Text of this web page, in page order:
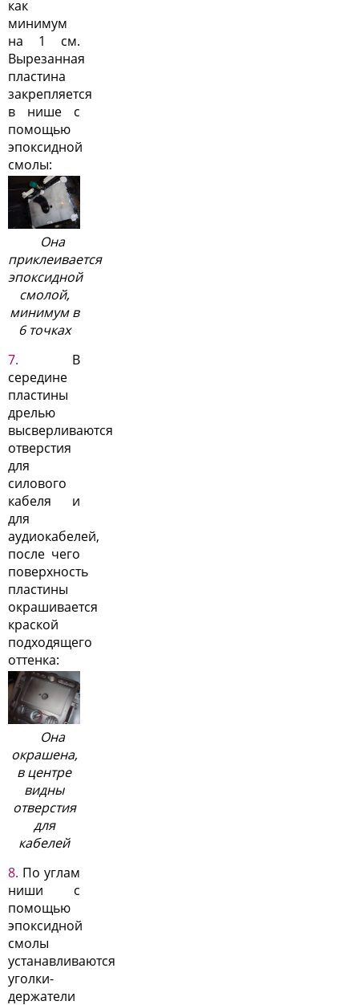
как
минимум
на 1 см.
Вырезанная
пластина
закрепляется
в нише с
помощью
эпоксидной
смолы:
Она
приклеивается
эпоксидной
смолой,
минимум в
6 точках
В
середине
пластины
дрелью
высверливаются
отверстия
для
силового
кабеля и
для
аудиокабелей,
после чего
поверхность
пластины
окрашивается
краской
подходящего
оттенка:
Она
окрашена,
в центре
видны
отверстия
для
кабелей
По углам
ниши с
помощью
эпоксидной
смолы
устанавливаются
уголки-
держатели